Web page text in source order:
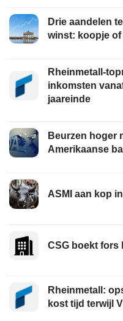
Drie aandelen
winst: koopje
Rheinmetall-
inkomsten
jaareinde
Beurzen hoger
Amerikaanse
ASMI aan kop
CSG boekt fors
Rheinmetall:
kost tijd terwijl